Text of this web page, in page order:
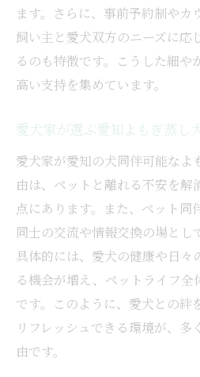
犬同伴でリラックスでき
愛知よもぎ蒸し犬同
犬同伴が叶える愛知
愛知よもぎ蒸し犬同伴
愛知よもぎ蒸し犬同
犬同伴で満喫する愛
よもぎ蒸し利用時のペッ
愛知よもぎ蒸し犬同
犬同伴よもぎ蒸しで
愛知よもぎ蒸し犬同
犬連れで安心利用す
ます。さらに、事前予約制やカ
飼い主と愛犬双方のニーズに応
るのも特徴です。こうした細や
高い支持を集めています。
愛犬家が選ぶ愛知よもぎ蒸し
愛犬家が愛知の犬同伴可能なよ
由は、ペットと離れる不安を解
点にあります。また、ペット同
同士の交流や情報交換の場とし
具体的には、愛犬の健康や日々
る機会が増え、ペットライフ
です。このように、愛犬との絆
リフレッシュできる環境が、多
由です。